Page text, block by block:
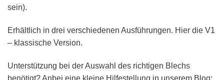
sein).
Erhältlich in drei verschiedenen Ausführungen. Hier die V1
– klassische Version.
Unterstützung bei der Auswahl des richtigen Blechs
benötigt? Anbei eine kleine Hilfestellung in unserem Blog: